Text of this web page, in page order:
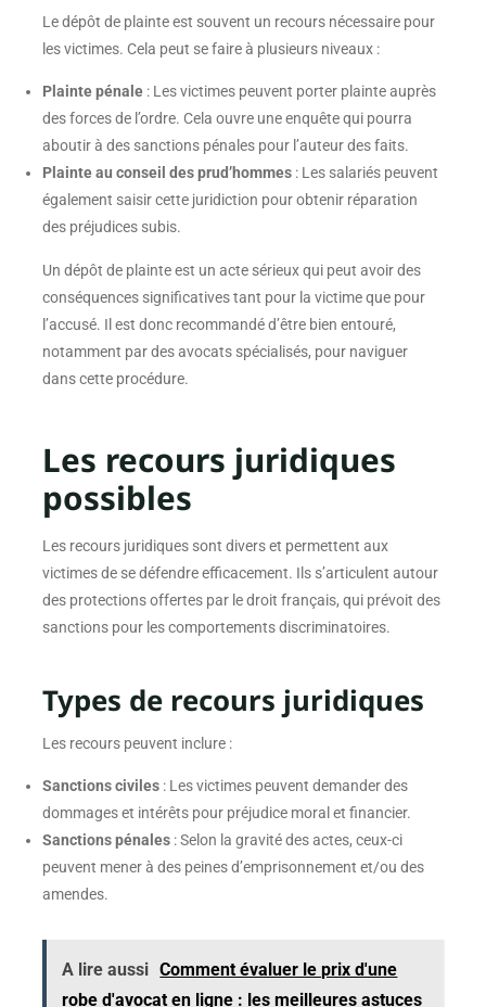
Le dépôt de plainte est souvent un recours nécessaire pour
les victimes. Cela peut se faire à plusieurs niveaux :
Plainte pénale: Les victimes peuvent porter plainte auprès
des forces de l’ordre. Cela ouvre une enquête qui pourra
aboutir à des sanctions pénales pour l’auteur des faits.
Plainte au conseil des prud’hommes: Les salariés peuvent
également saisir cette juridiction pour obtenir réparation
des préjudices subis.
Un dépôt de plainte est un acte sérieux qui peut avoir des
conséquences significatives tant pour la victime que pour
l’accusé. Il est donc recommandé d’être bien entouré,
notamment par des avocats spécialisés, pour naviguer
dans cette procédure.
Les recours juridiques
possibles
Les recours juridiques sont divers et permettent aux
victimes de se défendre efficacement. Ils s’articulent autour
des protections offertes par le droit français, qui prévoit des
sanctions pour les comportements discriminatoires.
Types de recours juridiques
Les recours peuvent inclure :
Sanctions civiles: Les victimes peuvent demander des
dommages et intérêts pour préjudice moral et financier.
Sanctions pénales: Selon la gravité des actes, ceux-ci
peuvent mener à des peines d’emprisonnement et/ou des
amendes.
A lire aussi Comment évaluer le prix d'une
robe d'avocat en ligne : les meilleures astuces